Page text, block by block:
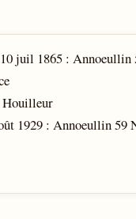
10 juil 1865 : Annoeullin
Houilleur
1929 : Annoeullin 59